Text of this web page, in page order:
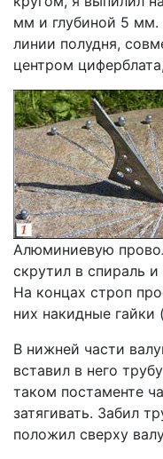
мм и глубиной 5
линии полудня,
центром
Алюминиевую
скрутил в спираль
На концах строп
них накидные гайки
В нижней части
вставил в него
таком постаменте
затягивать. Забил
положил сверху